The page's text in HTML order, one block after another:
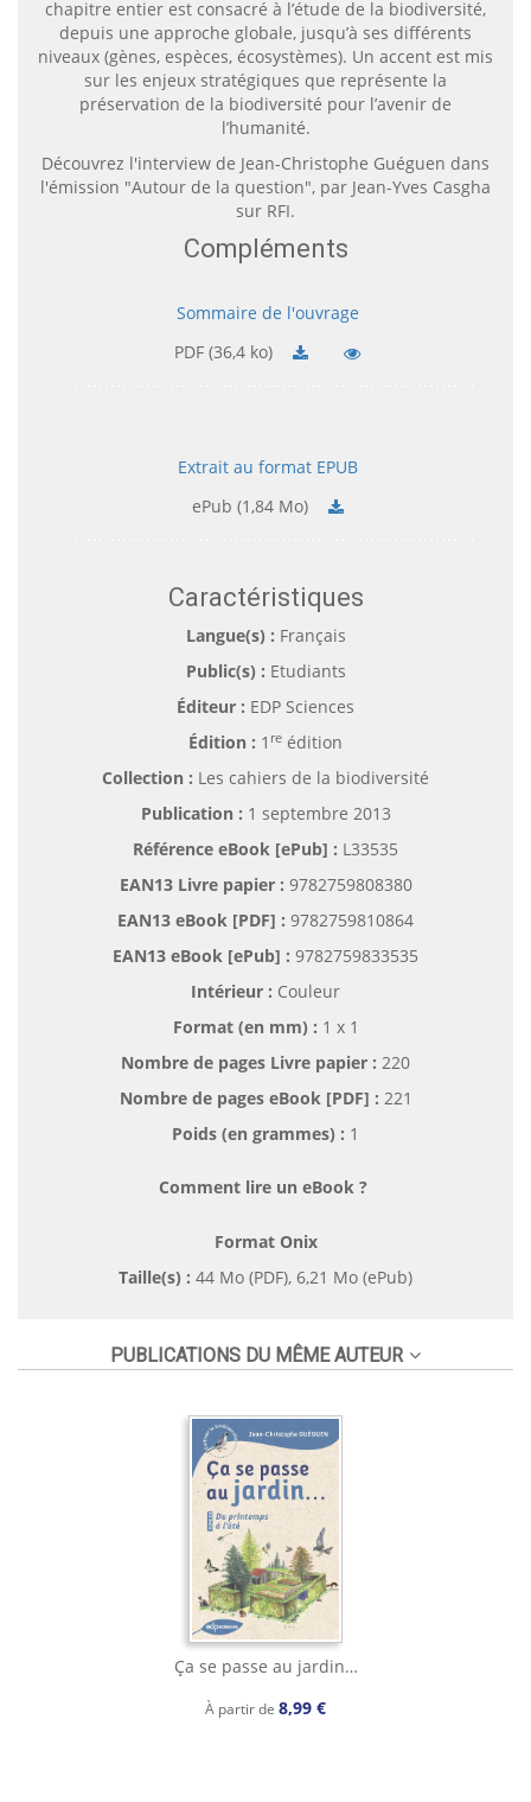
chapitre entier est consacré à l’étude de la biodiversité,
depuis une approche globale, jusqu’à ses différents
niveaux (gènes, espèces, écosystèmes). Un accent est mis
sur les enjeux stratégiques que représente la
préservation de la biodiversité pour l’avenir de
l’humanité.
Découvrez l'interview de Jean-Christophe Guéguen dans
l'émission "Autour de la question", par Jean-Yves Casgha
sur RFI.
Compléments
Sommaire de l'ouvrage
PDF (36,4 ko)
Extrait au format EPUB
ePub (1,84 Mo)
Caractéristiques
Langue(s) : Français
Public(s) : Etudiants
Éditeur : EDP Sciences
Édition : 1 re édition
Collection : Les cahiers de la biodiversité
Publication : 1 septembre 2013
Référence eBook [ePub] : L33535
EAN13 Livre papier : 9782759808380
EAN13 eBook [PDF] : 9782759810864
EAN13 eBook [ePub] : 9782759833535
Intérieur : Couleur
Format (en mm) : 1 x 1
Nombre de pages Livre papier : 220
Nombre de pages eBook [PDF] : 221
Poids (en grammes) : 1
Comment lire un eBook ?
Format Onix
Taille(s) : 44 Mo (PDF), 6,21 Mo (ePub)
PUBLICATIONS DU MÊME AUTEUR
Ça se passe au jardin…
À partir de 8,99 €